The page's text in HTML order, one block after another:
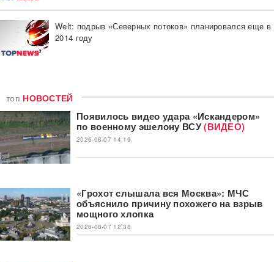
Welt: подрыв «Северных потоков» планировался еще в
2014 году
топ НОВОСТЕЙ
Появилось видео удара «Искандером»
по военному эшелону ВСУ(ВИДЕО)
2026-08-07 14:19
«Грохот слышала вся Москва»: МЧС
объяснило причину похожего на взрыв
мощного хлопка
2026-08-07 12:38